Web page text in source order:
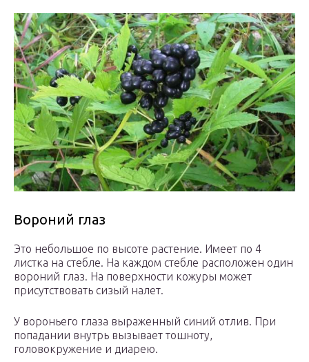
Вороний глаз
Это небольшое по высоте растение. Имеет по 4
листка на стебле. На каждом стебле расположен один
вороний глаз. На поверхности кожуры может
присутствовать сизый налет.
У вороньего глаза выраженный синий отлив. При
попадании внутрь вызывает тошноту,
головокружение и диарею.